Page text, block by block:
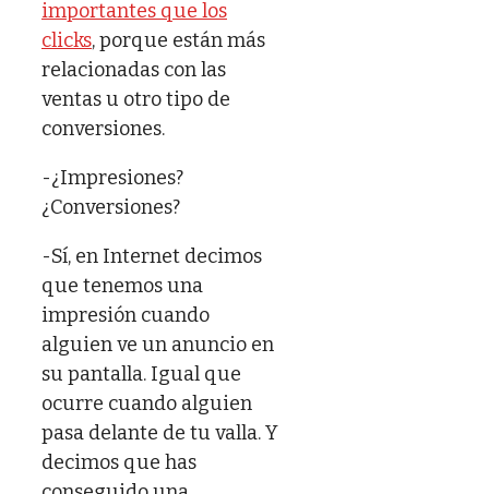
importantes que los
clicks, porque están más
relacionadas con las
ventas u otro tipo de
conversiones.
-¿Impresiones?
¿Conversiones?
-Sí, en Internet decimos
que tenemos una
impresión cuando
alguien ve un anuncio en
su pantalla. Igual que
ocurre cuando alguien
pasa delante de tu valla. Y
decimos que has